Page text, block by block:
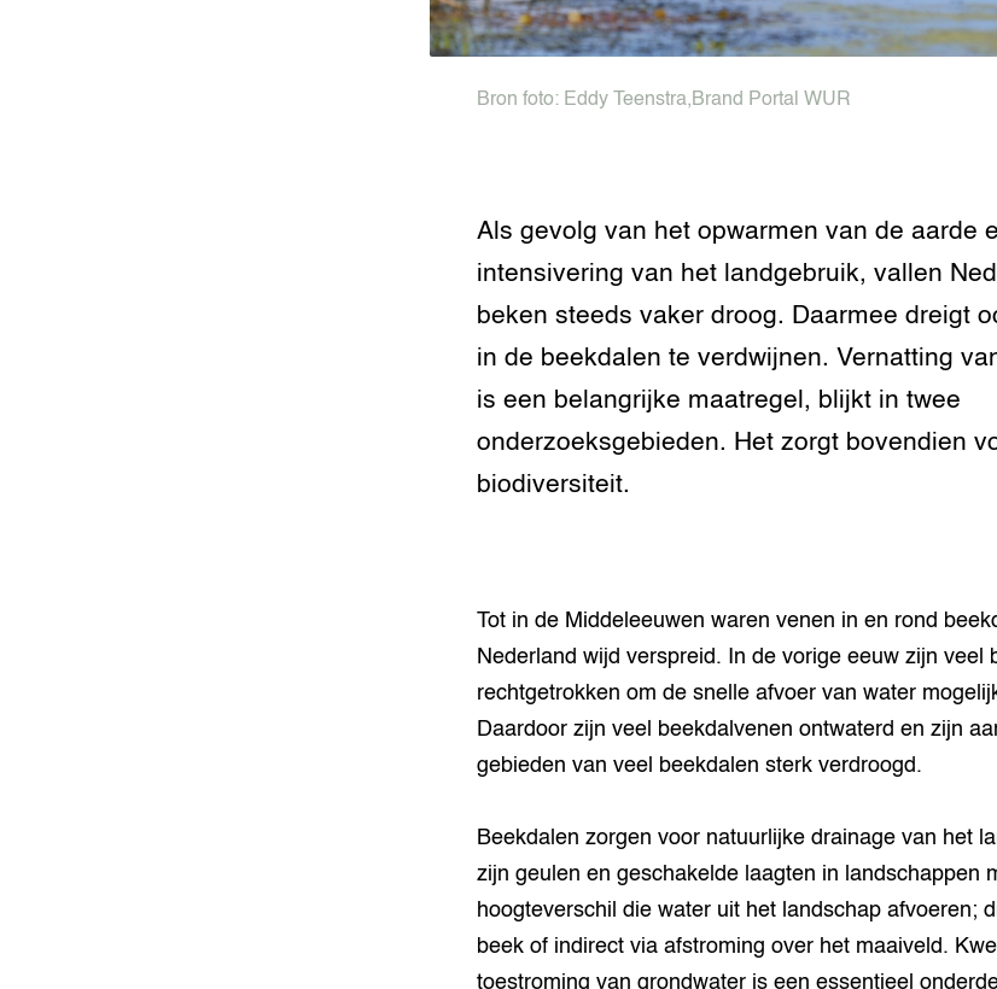
Bron foto: Eddy Teenstra,Brand Portal WUR
Als gevolg van het opwarmen van de aarde
intensivering van het landgebruik, vallen
beken steeds vaker droog. Daarmee dreigt
in de beekdalen te verdwijnen. Vernatting
is een belangrijke maatregel, blijkt in twee
onderzoeksgebieden. Het zorgt bovendien
biodiversiteit.
Tot in de Middeleeuwen waren venen in en rond
Nederland wijd verspreid. In de vorige eeuw zijn veel
rechtgetrokken om de snelle afvoer van water
Daardoor zijn veel beekdalvenen ontwaterd en zijn
gebieden van veel beekdalen sterk verdroogd.
Beekdalen zorgen voor natuurlijke drainage van het
zijn geulen en geschakelde laagten in landschappen
hoogteverschil die water uit het landschap afvoeren;
beek of indirect via afstroming over het maaiveld.
toestroming van grondwater is een essentieel